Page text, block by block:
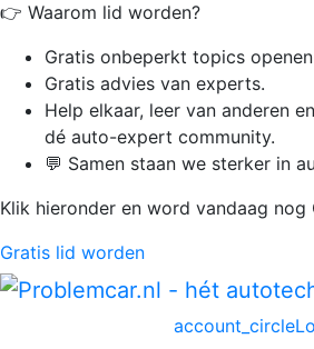
👉 Waarom lid worden?
Gratis onbeperkt topics
Gratis advies van experts.
Help elkaar, leer van anderen
dé auto-expert community.
💬 Samen staan we sterker in
Klik hieronder en word vandaag nog
Gratis lid worden
account_circle